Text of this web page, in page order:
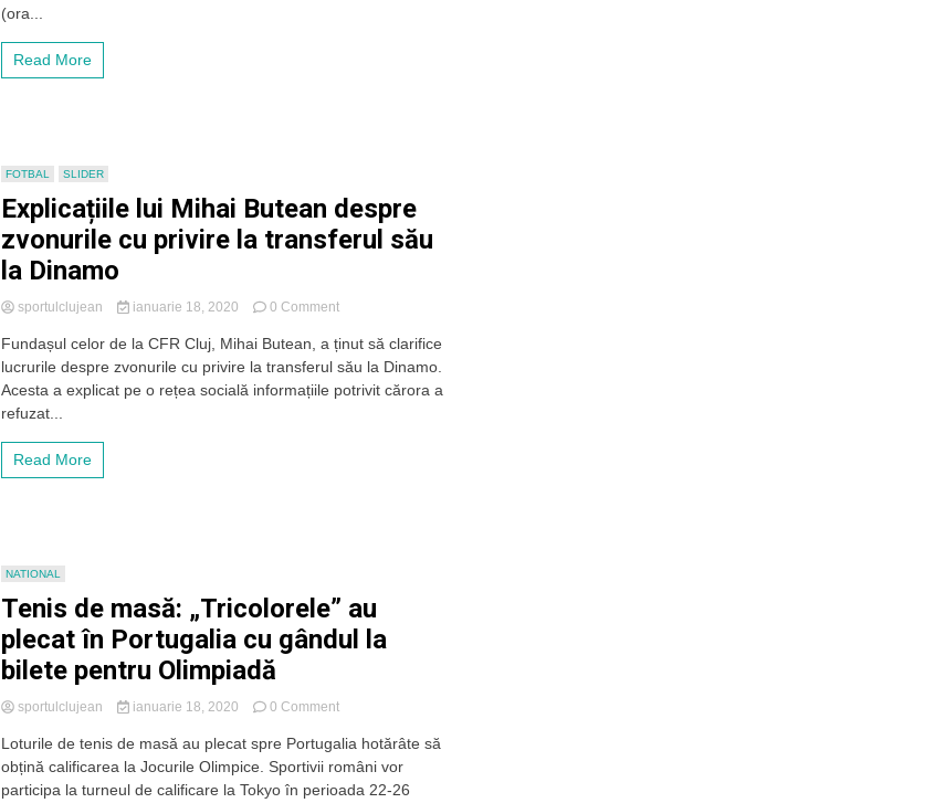
(ora...
Read More
FOTBAL SLIDER
Explicațiile lui Mihai Butean despre
zvonurile cu privire la transferul său
la Dinamo
sportulclujean ianuarie 18, 2020 0 Commenton
lui
Mihai
Butean
Fundașul celor de la CFR Cluj, Mihai Butean, a ținut să clarifice
lucrurile despre zvonurile cu privire la transferul său la Dinamo.
Acesta a explicat pe o rețea socială informațiile potrivit cărora a
refuzat...
Read More
NATIONAL
Tenis de masă: „Tricolorele” au
plecat în Portugalia cu gândul la
bilete pentru Olimpiadă
sportulclujean ianuarie 18, 2020 0 Commenton
de
masă:
„Tricolorele”
Loturile de tenis de masă au plecat spre Portugalia hotărâte să
obțină calificarea la Jocurile Olimpice. Sportivii români vor
participa la turneul de calificare la Tokyo în perioada 22-26